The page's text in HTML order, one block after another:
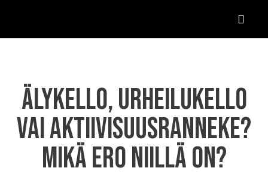
Älykello, urheilukello
vai aktiivisuusranneke?
Mikä ero niillä on?